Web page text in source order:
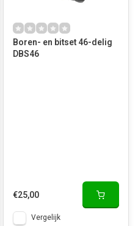
Boren- en bitset 46-delig
DBS46
€25,00
Vergelijk